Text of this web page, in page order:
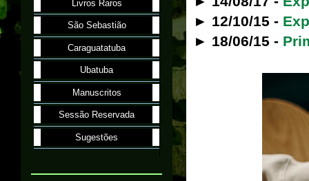
► 12/10/15 -
► 18/06/15 -
Livros Raros
São Sebastião
Caraguatatuba
Ubatuba
Manuscritos
Sessão Reservada
Sugestões